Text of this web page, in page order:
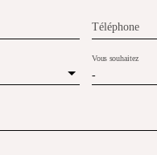
Téléphone
-
Vous souhaitez